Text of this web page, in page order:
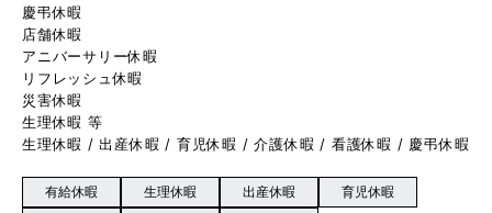
慶弔休暇
店舗休暇
アニバーサリー休暇
リフレッシュ休暇
災害休暇
生理休暇 等
生理休暇 / 出産休暇 / 育児休暇 / 介護休暇 / 看護休暇 / 慶弔休暇
有給休暇 生理休暇 出産休暇
育児休暇